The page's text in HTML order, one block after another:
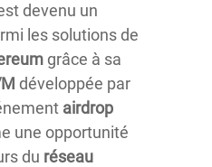
devenu un
les solutions de
grâce à sa
développée par
airdrop
une opportunité
du réseau